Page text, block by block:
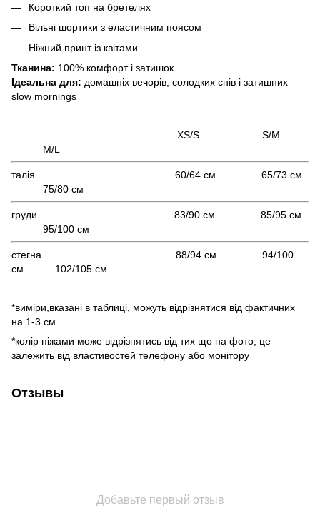
Короткий топ на бретелях
Вільні шортики з еластичним поясом
Ніжний принт із квітами
Тканина: 100% комфорт і затишок
Ідеальна для: домашніх вечорів, солодких снів і затишних
slow mornings
XS/S S/M
M/L
талія 60/64 см 65/73 см
75/80 см
груди 83/90 см 85/95 см
95/100 см
стегна 88/94 см 94/100
см 102/105 см
*виміри,вказані в таблиці, можуть відрізнятися від фактичних
на 1-3 см.
*колір піжами може відрізнятись від тих що на фото, це
залежить від властивостей телефону або монітору
Отзывы
Добавьте первый отзыв